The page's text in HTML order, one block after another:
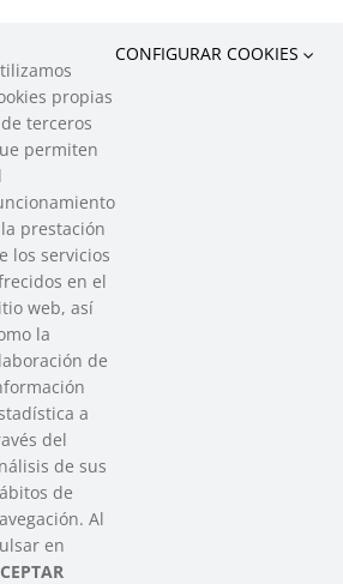
SAREEN SAREA
que agrupa a las redes
Sector Social en Euskadi
propias
terceros
permiten
prestación
los servicios
en el
web, así
la
de
a
del
de sus
de
Al
en
CONFIGURAR COOKIES